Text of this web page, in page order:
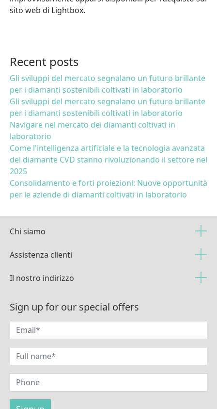
sito web di Lightbox.
Recent posts
Gli sviluppi del mercato segnalano un futuro brillante
per i diamanti sostenibili coltivati in laboratorio
Gli sviluppi del mercato segnalano un futuro brillante
per i diamanti sostenibili coltivati in laboratorio
Navigare nel mercato dei diamanti coltivati in
laboratorio
Come l'intelligenza artificiale e la tecnologia avanzata
del diamante CVD stanno rivoluzionando il settore nel
2025
Consolidamento e forti proiezioni: Nuove opportunità
per le aziende di diamanti coltivati in laboratorio
Chi siamo
Assistenza clienti
Il nostro indirizzo
Sign up for our special offers